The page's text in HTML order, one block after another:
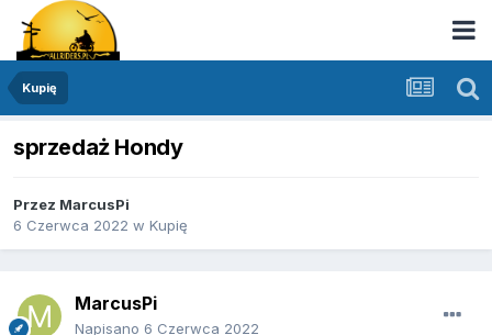
Kupię
sprzedaż Hondy
Przez MarcusPi
6 Czerwca 2022 w Kupię
MarcusPi
Napisano 6 Czerwca 2022